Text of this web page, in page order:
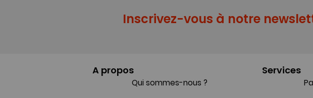
Inscrivez-vous à notre
A propos
Qui sommes-nous ?
Services